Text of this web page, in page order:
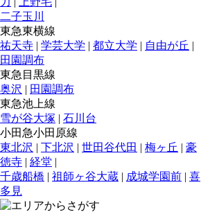
二子玉川
東急東横線
祐天寺 | 学芸大学 | 都立大学 | 自由が丘 |
田園調布
東急目黒線
奥沢 | 田園調布
東急池上線
雪が谷大塚 | 石川台
小田急小田原線
東北沢 | 下北沢 | 世田谷代田 | 梅ヶ丘 | 豪
徳寺 | 経堂 |
千歳船橋 | 祖師ヶ谷大蔵 | 成城学園前 | 喜
多見